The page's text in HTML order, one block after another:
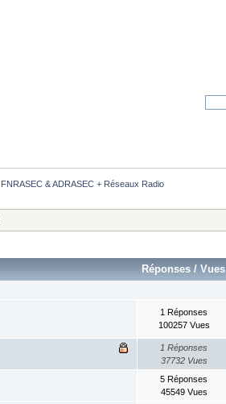
FNRASEC & ADRASEC + Réseaux Radio
Réponses /Vues
1 Réponses
100257 Vues
1 Réponses
37732 Vues
5 Réponses
45549 Vues